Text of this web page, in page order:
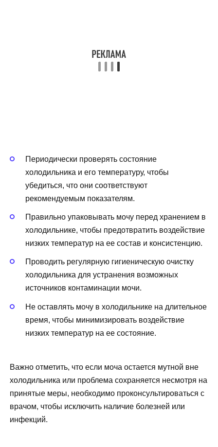
Периодически проверять состояние
холодильника и его температуру, чтобы
убедиться, что они соответствуют
рекомендуемым показателям.
Правильно упаковывать мочу перед хранением в
холодильнике, чтобы предотвратить воздействие
низких температур на ее состав и консистенцию.
Проводить регулярную гигиеническую очистку
холодильника для устранения возможных
источников контаминации мочи.
Не оставлять мочу в холодильнике на длительное
время, чтобы минимизировать воздействие
низких температур на ее состояние.
Важно отметить, что если моча остается мутной вне
холодильника или проблема сохраняется несмотря на
принятые меры, необходимо проконсультироваться с
врачом, чтобы исключить наличие болезней или
инфекций.